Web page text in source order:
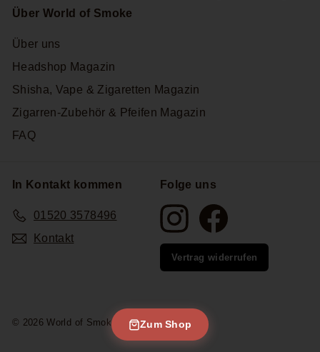
Über World of Smoke
Über uns
Headshop Magazin
Shisha, Vape & Zigaretten Magazin
Zigarren-Zubehör & Pfeifen Magazin
FAQ
In Kontakt kommen
01520 3578496
Kontakt
Folge uns
Instagram
Vertrag widerrufen
© 2026 World of Smoke Zum Shop